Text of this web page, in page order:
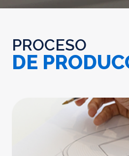
PROCESO
DE